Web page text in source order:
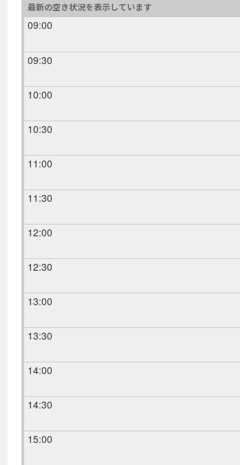
最新の空き状況を表示しています
09:00
09:30
10:00
10:30
11:00
11:30
12:00
12:30
13:00
13:30
14:00
14:30
15:00